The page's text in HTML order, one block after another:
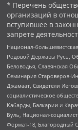
* Перечень
организаций в
вступившее в
запрете
Национал-
Родовой Державы Русь,
Беловодья, Славянская
Семинария Староверов-
Джамаат, Свидетели
социалистическое
Кабарды, Балкарии и
Буль, Национал-
Формат-18, Благородный